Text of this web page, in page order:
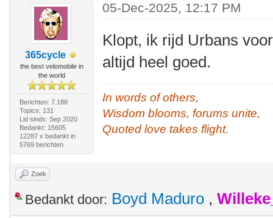
365cycle
the best velomobile in
the world
Berichten: 7.188
Topics: 131
Lid sinds: Sep 2020
Bedankt: 15605
12287 x bedankt in
5769 berichten
05-Dec-2025, 12:17 PM
Klopt, ik rijd Urbans
altijd heel goed.
In words of others,
Wisdom blooms, forums unite,
Quoted love takes flight.
Zoek
Bedankt door: Boyd Maduro ,